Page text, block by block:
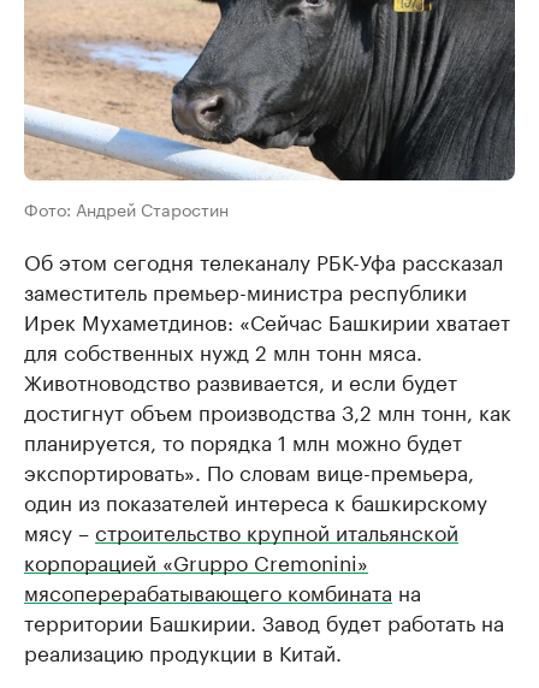
Фото: Андрей Старостин
Об этом сегодня телеканалу РБК-Уфа рассказал
заместитель премьер-министра республики
Ирек Мухаметдинов: «Сейчас Башкирии хватает
для собственных нужд 2 млн тонн мяса.
Животноводство развивается, и если будет
достигнут объем производства 3,2 млн тонн, как
планируется, то порядка 1 млн можно будет
экспортировать». По словам вице-премьера,
один из показателей интереса к башкирскому
мясу –строительство крупной итальянской
корпорацией «Gruppo Cremonini»
мясоперерабатывающего комбината на
территории Башкирии. Завод будет работать на
реализацию продукции в Китай.